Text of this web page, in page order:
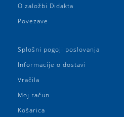
O založbi Didakta
Povezave
Splošni pogoji poslovanja
Informacije o dostavi
Vračila
Moj račun
Košarica